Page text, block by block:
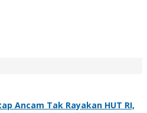
Ancam Tak Rayakan HUT RI,